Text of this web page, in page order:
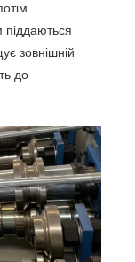
зовнішній
до